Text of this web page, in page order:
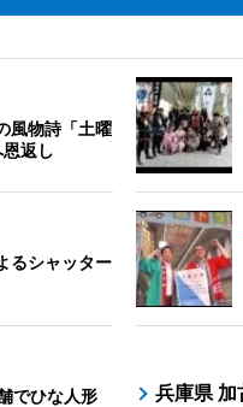
風物詩「土曜
返し
るシャッター
でひな人形
兵庫県 加